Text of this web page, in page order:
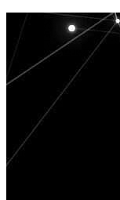
Перейти
навигации
Перейти
содержимому